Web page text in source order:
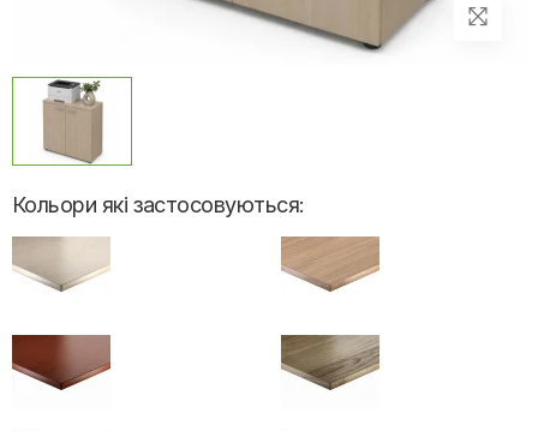
Кольори які застосовуються: